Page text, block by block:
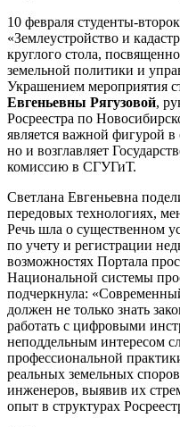
10 февраля студенты-
«Землеустройство и
круглого стола,
земельной политики и
Украшением мероприятия
Евгеньевны Рягузовой,
Росреестра по
является важной фигурой в
но и возглавляет
комиссию в СГУГиТ.
Светлана Евгеньевна
передовых технологиях,
Речь шла о существенном
по учету и регистрации
возможностях Портала
Национальной системы
подчеркнула:
должен не только знать
работать с цифровыми
неподдельным интересом
профессиональной
реальных земельных
инженеров, выявив их
опыт в структурах